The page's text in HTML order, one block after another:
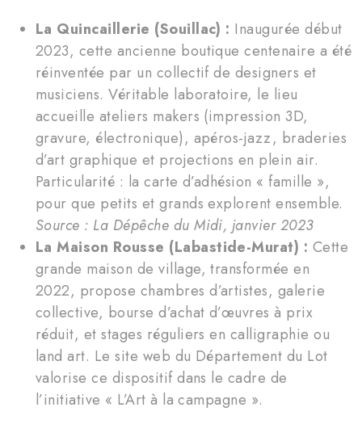
La Quincaillerie (Souillac) : Inaugurée début
2023, cette ancienne boutique centenaire a été
réinventée par un collectif de designers et
musiciens. Véritable laboratoire, le lieu
accueille ateliers makers (impression 3D,
gravure, électronique), apéros-jazz, braderies
d’art graphique et projections en plein air.
Particularité : la carte d’adhésion « famille »,
pour que petits et grands explorent ensemble.
Source : La Dépêche du Midi, janvier 2023
La Maison Rousse (Labastide-Murat) : Cette
grande maison de village, transformée en
2022, propose chambres d’artistes, galerie
collective, bourse d’achat d’œuvres à prix
réduit, et stages réguliers en calligraphie ou
land art. Le site web du Département du Lot
valorise ce dispositif dans le cadre de
l’initiative « L’Art à la campagne ».